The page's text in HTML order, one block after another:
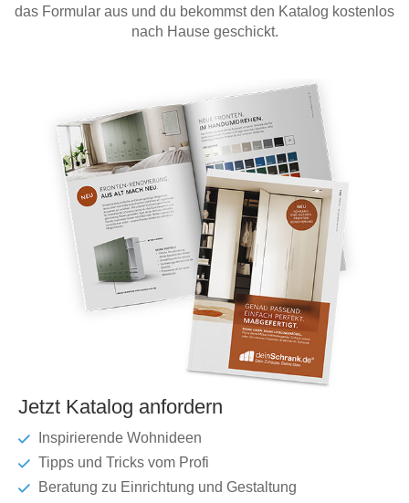
das Formular aus und du bekommst den Katalog kostenlos
nach Hause geschickt.
Jetzt Katalog anfordern
Inspirierende Wohnideen
Tipps und Tricks vom Profi
Beratung zu Einrichtung und Gestaltung